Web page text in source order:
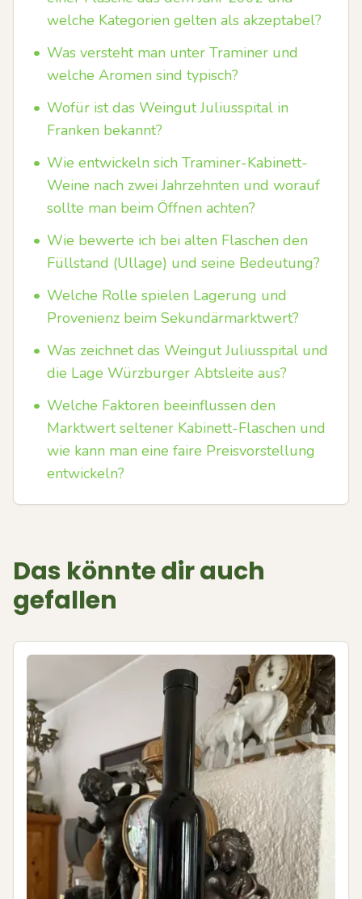
welche Kategorien gelten als akzeptabel?
• Was versteht man unter Traminer und
welche Aromen sind typisch?
• Wofür ist das Weingut Juliusspital in
Franken bekannt?
• Wie entwickeln sich Traminer-Kabinett-
Weine nach zwei Jahrzehnten und worauf
sollte man beim Öffnen achten?
• Wie bewerte ich bei alten Flaschen den
Füllstand (Ullage) und seine Bedeutung?
• Welche Rolle spielen Lagerung und
Provenienz beim Sekundärmarktwert?
• Was zeichnet das Weingut Juliusspital und
die Lage Würzburger Abtsleite aus?
• Welche Faktoren beeinflussen den
Marktwert seltener Kabinett-Flaschen und
wie kann man eine faire Preisvorstellung
entwickeln?
Das könnte dir auch
gefallen